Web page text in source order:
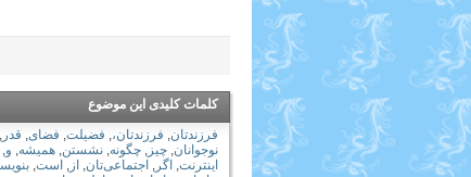
کلمات کلیدی این موضوع
فرزندتان فرزندتان، فضیلت فضای قدر
نوجوانان چیز چگونه نشستن همیشه و
اینترنت اگر اجتماعی‌تان از است